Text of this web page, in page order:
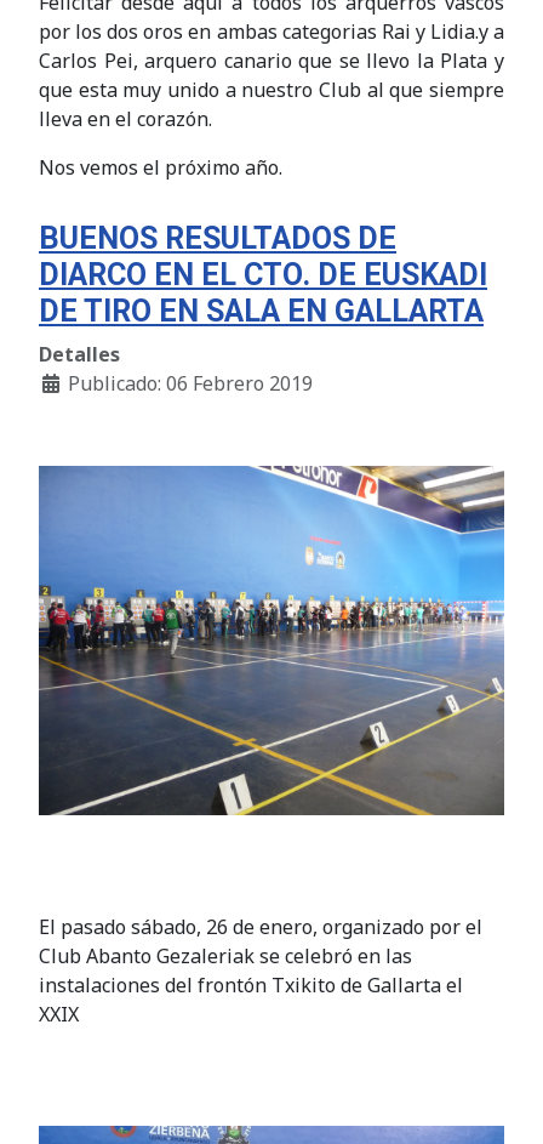
por los dos oros en ambas categorias Rai y Lidia.y a
Carlos Pei, arquero canario que se llevo la Plata y
que esta muy unido a nuestro Club al que siempre
lleva en el corazón.
Nos vemos el próximo año.
BUENOS RESULTADOS DE
DIARCO EN EL CTO. DE EUSKADI
DE TIRO EN SALA EN GALLARTA
Detalles
Publicado: 06 Febrero 2019
El pasado sábado, 26 de enero, organizado por el
Club Abanto Gezaleriak se celebró en las
instalaciones del frontón Txikito de Gallarta el
XXIX